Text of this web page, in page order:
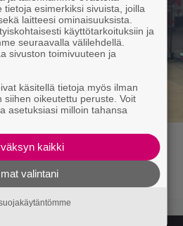
konsertti esitetään
tietoja esimerkiksi sivuista, joilla
laitteesi ominaisuuksista.
käyttötarkoituksiin ja
seuraavalla välilehdellä.
sivuston toimivuuteen ja
käsitellä tietoja myös ilman
siihen oikeutettu peruste. Voit
asetuksiasi milloin tahansa
kaikki
valintani